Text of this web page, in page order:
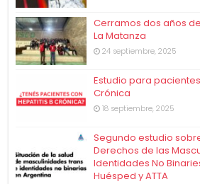
Cerramos dos años
La Matanza
24 septiembre, 2025
Estudio para
Crónica
18 septiembre, 2025
Segundo estudio
Derechos de las
Identidades No
Huésped y ATTA